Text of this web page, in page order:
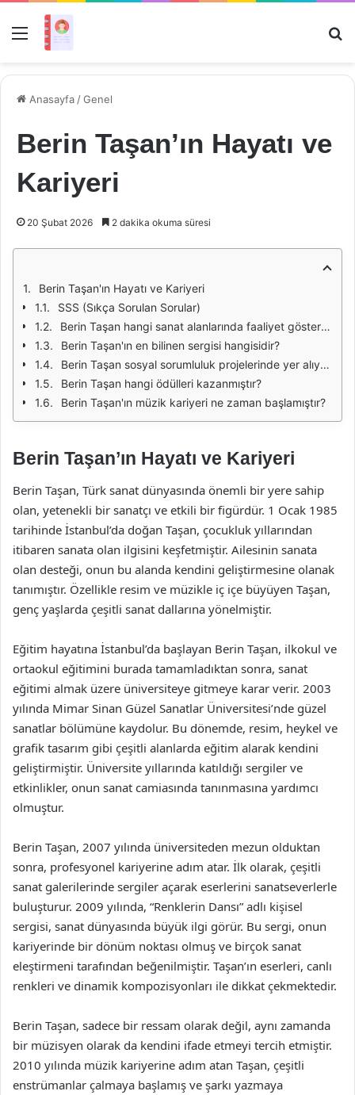
Menü
Anasayfa /Genel
Berin Taşan’ın Hayatı ve
Kariyeri
20 Şubat 2026 2 dakika okuma süresi
Berin Taşan'ın Hayatı ve Kariyeri
SSS (Sıkça Sorulan Sorular)
Berin Taşan hangi sanat alanlarında faaliyet göstermektedir?
Berin Taşan'ın en bilinen sergisi hangisidir?
Berin Taşan sosyal sorumluluk projelerinde yer alıyor mu?
Berin Taşan hangi ödülleri kazanmıştır?
Berin Taşan'ın müzik kariyeri ne zaman başlamıştır?
Berin Taşan’ın Hayatı ve Kariyeri
Berin Taşan, Türk sanat dünyasında önemli bir yere sahip
olan, yetenekli bir sanatçı ve etkili bir figürdür. 1 Ocak 1985
tarihinde İstanbul’da doğan Taşan, çocukluk yıllarından
itibaren sanata olan ilgisini keşfetmiştir. Ailesinin sanata
olan desteği, onun bu alanda kendini geliştirmesine olanak
tanımıştır. Özellikle resim ve müzikle iç içe büyüyen Taşan,
genç yaşlarda çeşitli sanat dallarına yönelmiştir.
Eğitim hayatına İstanbul’da başlayan Berin Taşan, ilkokul ve
ortaokul eğitimini burada tamamladıktan sonra, sanat
eğitimi almak üzere üniversiteye gitmeye karar verir. 2003
yılında Mimar Sinan Güzel Sanatlar Üniversitesi’nde güzel
sanatlar bölümüne kaydolur. Bu dönemde, resim, heykel ve
grafik tasarım gibi çeşitli alanlarda eğitim alarak kendini
geliştirmiştir. Üniversite yıllarında katıldığı sergiler ve
etkinlikler, onun sanat camiasında tanınmasına yardımcı
olmuştur.
Berin Taşan, 2007 yılında üniversiteden mezun olduktan
sonra, profesyonel kariyerine adım atar. İlk olarak, çeşitli
sanat galerilerinde sergiler açarak eserlerini sanatseverlerle
buluşturur. 2009 yılında, “Renklerin Dansı” adlı kişisel
sergisi, sanat dünyasında büyük ilgi görür. Bu sergi, onun
kariyerinde bir dönüm noktası olmuş ve birçok sanat
eleştirmeni tarafından beğenilmiştir. Taşan’ın eserleri, canlı
renkleri ve dinamik kompozisyonları ile dikkat çekmektedir.
Berin Taşan, sadece bir ressam olarak değil, aynı zamanda
bir müzisyen olarak da kendini ifade etmeyi tercih etmiştir.
2010 yılında müzik kariyerine adım atan Taşan, çeşitli
enstrümanlar çalmaya başlamış ve şarkı yazmaya